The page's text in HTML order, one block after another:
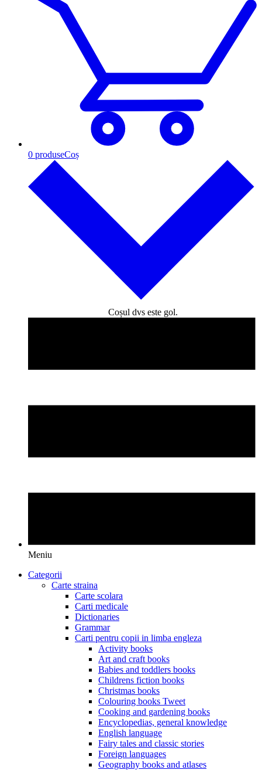
0 produseCoș
Coșul dvs este gol.
Meniu
Categorii
Carte straina
Carte scolara
Carti medicale
Dictionaries
Grammar
Carti pentru copii in limba engleza
Activity books
Art and craft books
Babies and toddlers books
Childrens fiction books
Christmas books
Colouring books Tweet
Cooking and gardening books
Encyclopedias, general knowledge
English language
Fairy tales and classic stories
Foreign languages
Geography books and atlases